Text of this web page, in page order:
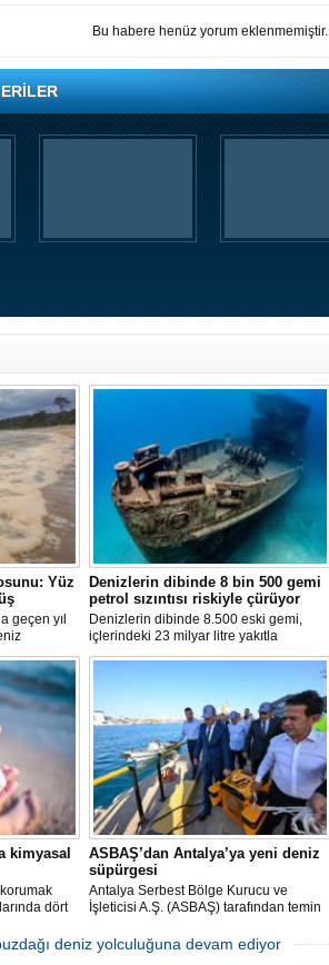
Bu habere henüz yorum eklenmemiştir.
Yüz
geçen yıl
çevre
türü
konusu
Denizlerin dibinde 8 bin 500 gemi
petrol sızıntısı riskiyle çürüyor
Denizlerin dibinde 8.500 eski gemi,
içlerindeki 23 milyar litre yakıtla
paslanıyor. Bilim insanları, bu
deniz ekosistemleri için büyük bir tehdit
oluşturduğunu belirtiyor.
kimyasal
dört
ASBAŞ’dan Antalya’ya yeni deniz
süpürgesi
Antalya Serbest Bölge Kurucu ve
İşleticisi A.Ş. (ASBAŞ) tarafından temin
ve liman temizliği çalışmalarında aktif
olarak kullanılmaya başlandı.
deniz yolculuğuna devam ediyor